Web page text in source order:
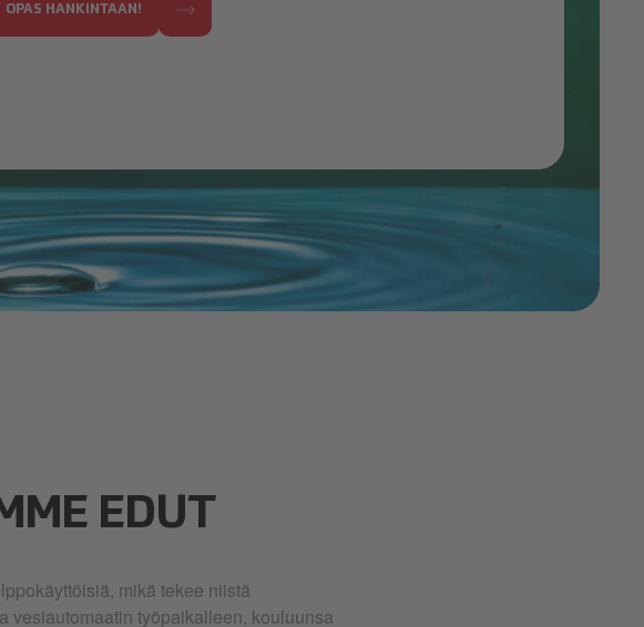
OPAS HANKINTAAN!
EDUT
mikä tekee niistä
vesiautomaatin työpaikalleen, kouluunsa